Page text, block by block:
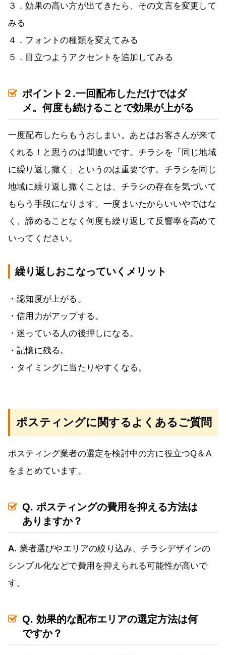
３．効果の高い方が出てきたら、その文言を変更して
みる
４．フォントの種類を変えてみる
５．目立つようアクセントを追加してみる
ポイント２.一回配布しただけではダ
メ。何度も続けることで効果が上がる
一度配布したらもうおしまい。あとはお客さんが来て
くれる！と思うのは間違いです。チラシを「同じ地域
に繰り返し撒く」というのは重要です。チラシを同じ
地域に繰り返し撒くことは、チラシの存在を気づいて
もらう手段になります。一度まいたからいいやではな
く、諦めることなく何度も繰り返して反響率を高めて
いってください。
繰り返しおこなっていくメリット
・認知度が上がる。
・信用力がアップする。
・迷っている人の後押しになる。
・記憶に残る。
・タイミングに当たりやすくなる。
ポスティングに関するよくあるご質問
ポスティング業者の選定を検討中の方に役立つQ＆A
をまとめています。
Q. ポスティングの費用を抑える方法は
ありますか？
A. 業者選びやエリアの絞り込み、チラシデザインの
シンプル化などで費用を抑えられる可能性が高いで
す。
Q. 効果的な配布エリアの選定方法は何
ですか？